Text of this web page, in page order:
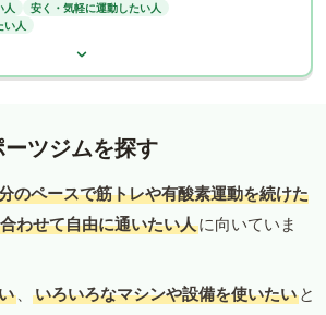
人
安く・気軽に運動したい人
い人
ツジムを探す
のペースで筋トレや有酸素運動を続けた
わせて自由に通いたい人に向いていま
、 いろいろなマシンや設備を使いたい と